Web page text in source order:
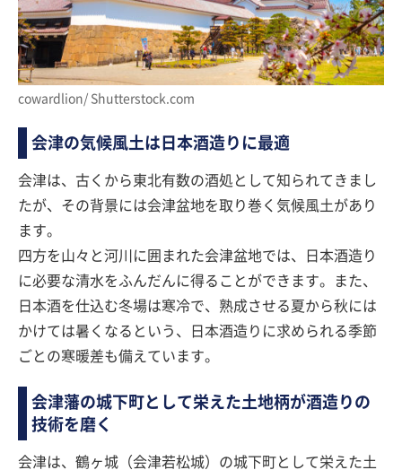
cowardlion/ Shutterstock.com
会津の気候風土は日本酒造りに最適
会津は、古くから東北有数の酒処として知られてきまし
たが、その背景には会津盆地を取り巻く気候風土があり
ます。
四方を山々と河川に囲まれた会津盆地では、日本酒造り
に必要な清水をふんだんに得ることができます。また、
日本酒を仕込む冬場は寒冷で、熟成させる夏から秋には
かけては暑くなるという、日本酒造りに求められる季節
ごとの寒暖差も備えています。
会津藩の城下町として栄えた土地柄が酒造りの
技術を磨く
会津は、鶴ヶ城（会津若松城）の城下町として栄えた土